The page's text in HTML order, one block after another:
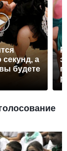
секунд, а
будете